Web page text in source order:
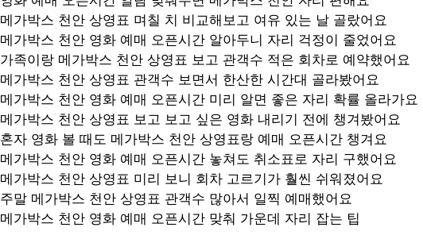
메가박스 천안 상영표 며칠 치 비교해보고 여유 있는 날 골랐어요
메가박스 천안 영화 예매 오픈시간 알아두니 자리 걱정이 줄었어요
가족이랑 메가박스 천안 상영표 보고 관객수 적은 회차로 예약했어요
메가박스 천안 상영표 관객수 보면서 한산한 시간대 골라봤어요
메가박스 천안 영화 예매 오픈시간 미리 알면 좋은 자리 확률 올라가요
메가박스 천안 상영표 보고 보고 싶은 영화 내리기 전에 챙겨봤어요
혼자 영화 볼 때도 메가박스 천안 상영표랑 예매 오픈시간 챙겨요
메가박스 천안 영화 예매 오픈시간 놓쳐도 취소표로 자리 구했어요
메가박스 천안 상영표 미리 보니 회차 고르기가 훨씬 쉬워졌어요
주말 메가박스 천안 상영표 관객수 많아서 일찍 예매했어요
메가박스 천안 영화 예매 오픈시간 맞춰 가운데 자리 잡는 팁